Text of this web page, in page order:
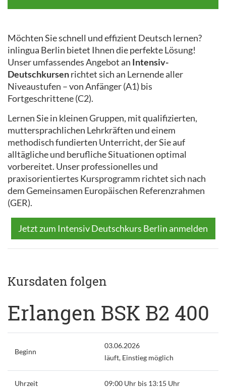
Möchten Sie schnell und effizient Deutsch lernen?
inlingua Berlin bietet Ihnen die perfekte Lösung!
Unser umfassendes Angebot an Intensiv-
Deutschkursenrichtet sich an Lernende aller
Niveaustufen – von Anfänger (A1) bis
Fortgeschrittene (C2).
Lernen Sie in kleinen Gruppen, mit qualifizierten,
muttersprachlichen Lehrkräften und einem
methodisch fundierten Unterricht, der Sie auf
alltägliche und berufliche Situationen optimal
vorbereitet. Unser professionelles und
praxisorientiertes Kursprogramm richtet sich nach
dem Gemeinsamen Europäischen Referenzrahmen
(GER).
Jetzt zum Intensiv Deutschkurs Berlin anmelden
Kursdaten folgen
Erlangen BSK B2 400
Beginn
03.06.2026
läuft, Einstieg möglich
Uhrzeit 09:00 Uhr bis 13:15 Uhr